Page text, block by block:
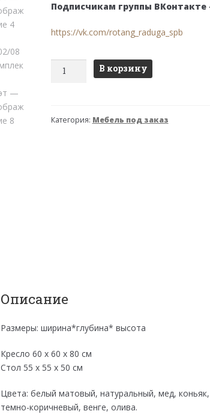
Подписчикам группы
https://vk.com/rotang_raduga_spb
Количество
Дуэт
В корзину
Категория: Мебель под заказ
Описание
Размеры: ширина*глубина* высота
Кресло 60 х 60 х 80 см
Стол 55 х 55 х 50 см
Цвета: белый матовый, натуральный, мед,
темно-коричневый, венге, олива.